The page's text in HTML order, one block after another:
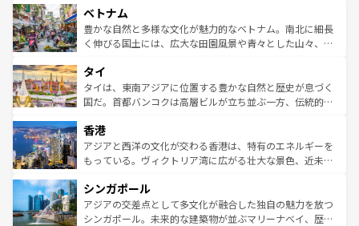
参照してほしい。
容にもいいと評判のスイーツなど、バラエティ豊かな料理
が味わえる。 なお、新着の台湾情報は コンテンツ一覧を参
照してほしい。
き、地方に足を延ばせば四季折々の自然美を楽しむことが
できる。そして、キムチや焼肉、絶品のストリートフード
まで、さまざまな韓国料理が待っている。夜には、韓国な
リティに包まれながら、韓国の多彩な魅力を心ゆくまで味
わってみてほしい。 なお、新着の韓国情報はコンテンツ一
覧を参照してほしい。
ベトナム
豊かな自然と多様な文化が魅力的なベトナム。南北に細長
く伸びる国土には、広大な田園風景や青々とした山々、世
急速な発展と共に伝統が息づく。ハノイの古い町並みやホ
ーチミン市のフランス統治時代の建物も、独特の雰囲気を
醸し出している。また、バラエティの豊かさとおいしさで
とつ。フォーやバインミー、ベトナムコーヒーなどは、ぜ
ひ現地で味わいたい。どの地域を訪れてもあたたかい人々
が旅行者を迎えてくれるので、きっと忘れられない旅にな
参照してほしい。
タイ
タイは、東南アジアに位置する豊かな自然と歴史が息づく
国だ。首都バンコクは高層ビルが立ち並ぶ一方、伝統的な
の活気が交差している。北部ではチェンマイなどの山岳地
帯で自然と触れ合い、南部ではプーケットやクラビの美し
いビーチでリゾート気分を楽しむことができる。タイ料理
激する。気候は一年中温暖で、どの季節にも異なる楽しみ
が待っている。親しみやすいタイの人々、仏教を中心とし
た文化、そして多様な観光資源が、訪れる旅人を魅了し続
香港
アジアと西洋の文化が交わる香港は、特有のエネルギーを
もっている。ヴィクトリア湾に広がる壮大な景色、近未来
み、どこを訪れても感動するはず。観光スポットが密集し
ており、効率よく見どころを回れるのも魅力。息をのむよ
うな絶景から文化的な体験まで、香港を存分に楽しみ尽く
シンガポール
アジアの交差点として多文化が融合した独自の魅力を放つ
シンガポール。未来的な建築物が並ぶマリーナベイ、歴史